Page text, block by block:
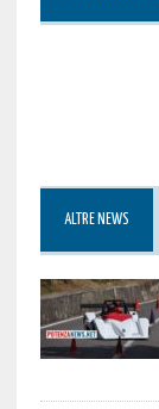
ALTRE NEWS